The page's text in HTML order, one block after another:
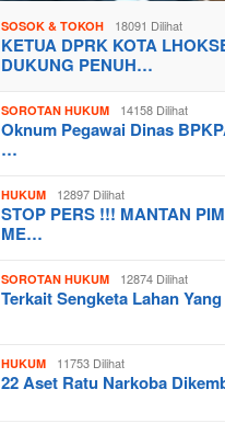
SOSOK & TOKOH 18091 Dilihat
KETUA DPRK KOTA
DUKUNG PENUH…
SOROTAN HUKUM 14158 Dilihat
Oknum Pegawai Dinas
…
HUKUM 12897 Dilihat
STOP PERS !!! MANTAN
ME…
SOROTAN HUKUM 12874 Dilihat
Terkait Sengketa Lahan
HUKUM 11753 Dilihat
22 Aset Ratu Narkoba